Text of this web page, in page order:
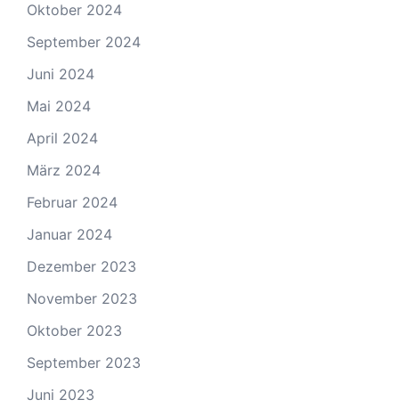
Oktober 2024
September 2024
Juni 2024
Mai 2024
April 2024
März 2024
Februar 2024
Januar 2024
Dezember 2023
November 2023
Oktober 2023
September 2023
Juni 2023